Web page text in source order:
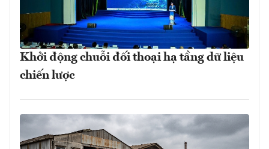
Khởi động chuỗi đối thoại hạ tầng dữ liệu
chiến lược